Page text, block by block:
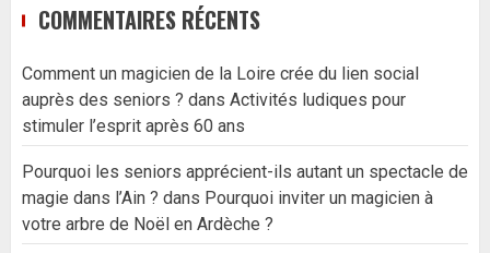
COMMENTAIRES RÉCENTS
Comment un magicien de la Loire crée du lien social
auprès des seniors ? dans Activités ludiques pour
stimuler l’esprit après 60 ans
Pourquoi les seniors apprécient-ils autant un spectacle de
magie dans l’Ain ? dans Pourquoi inviter un magicien à
votre arbre de Noël en Ardèche ?